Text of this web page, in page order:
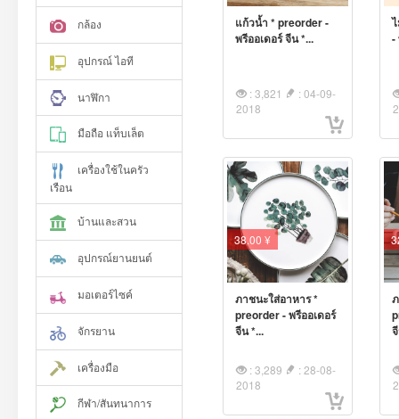
กล้อง
อุปกรณ์ ไอที
นาฬิกา
มือถือ แท็บเล็ต
เครื่องใช้ในครัว
เรือน
บ้านและสวน
อุปกรณ์ยานยนต์
มอเตอร์ไซค์
จักรยาน
เครื่องมือ
กีฬา/สันทนาการ
แก้วน้ำ * preorder -
พรีออเดอร์ จีน *...
: 3,821
: 04-09-
2018
-
38.00 ¥
ภาชนะใส่อาหาร *
preorder - พรีออเดอร์
จีน *...
: 3,289
: 28-08-
2018